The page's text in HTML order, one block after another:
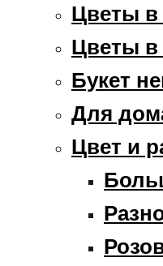
Цветы в
Цветы в
Букет
Для
Цвет и